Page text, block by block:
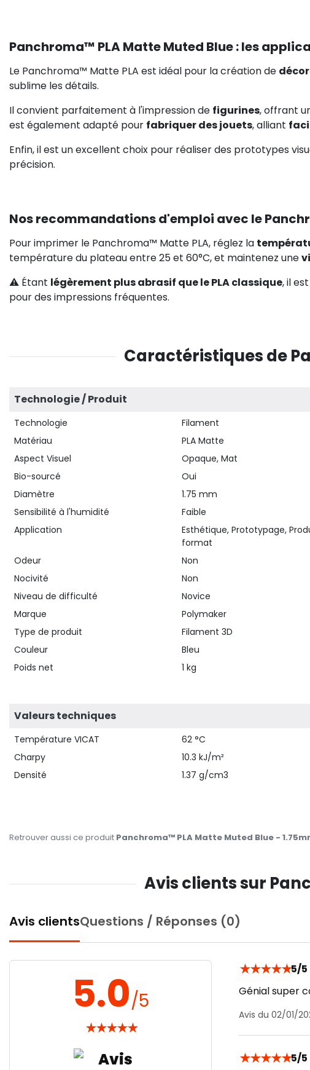
Panchroma™ PLA Matte Muted Blue : les
Le Panchroma™ Matte PLA est idéal pour la création de
sublime les détails.
Il convient parfaitement à l'impression de figurines, offrant
est également adapté pour fabriquer des jouets, alliant
Enfin, il est un excellent choix pour réaliser des prototypes
précision.
Nos recommandations d'emploi avec le
Pour imprimer le Panchroma™ Matte PLA, réglez la
température du plateau entre 25 et 60°C, et maintenez une
⚠️ Étant légèrement plus abrasif que le PLA classique, il
pour des impressions fréquentes.
Caractéristiques de
Technologie / Produit
Technologie
Filament
Matériau
PLA Matte
Aspect Visuel
Opaque, Mat
Bio-sourcé
Oui
Diamètre
1.75 mm
Sensibilité à l'humidité
Faible
Application
Esthétique, Prototypage,
format
Odeur
Non
Nocivité
Non
Niveau de difficulté
Novice
Marque
Polymaker
Type de produit
Filament 3D
Couleur
Bleu
Poids net
1 kg
Valeurs techniques
Température VICAT
62 °C
Charpy
10.3 kJ/m²
Densité
1.37 g/cm3
Retrouver aussi ce produit Panchroma™ PLA Matte Muted Blue -
Avis clients sur
Avis clientsQuestions / Réponses (0)
5.0/5
★★★★★
★★★★★5/5
Génial super
Avis du 02/01/
★★★★★5/5